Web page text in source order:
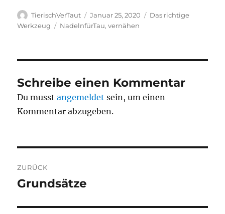
Autor
TierischVerTaut
Veröffentlicht
am
Januar 25, 2020 Kategorien
Das richtige
Werkzeug
Schlagwörter
NadelnfürTau,vernähen
Schreibe einen Kommentar
Du musstangemeldet sein, um einen
Kommentar abzugeben.
ZURÜCK
Vorheriger
Grundsätze